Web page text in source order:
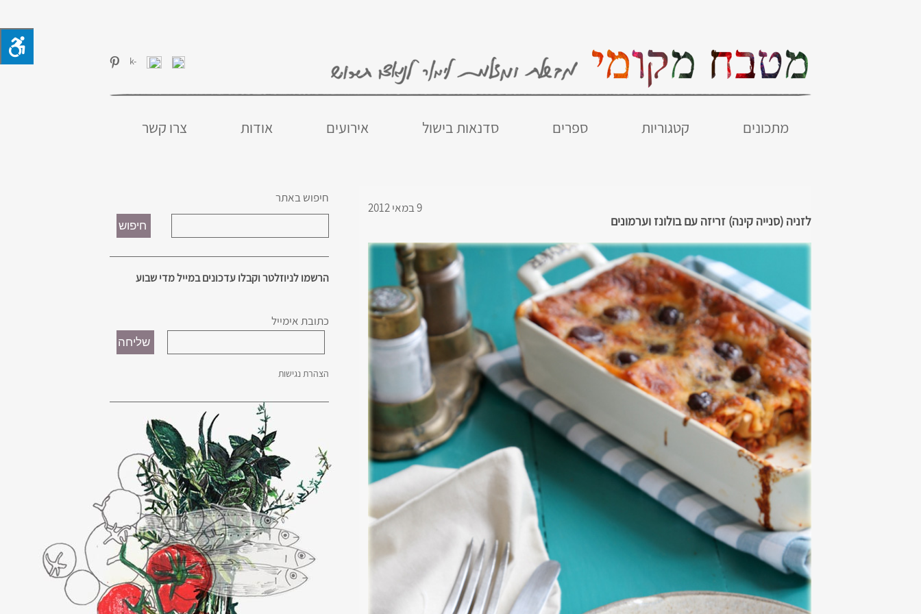
מתכונים קטגוריות ספרים סדנאות בישול אירועים אודות צרו קשר
9 במאי 2012
לזניה (סנייה קינה) זריזה עם בולונז וערמונים
חיפוש באתר
הרשמו לניוזלטר וקבלו עדכונים במייל מדי שבוע
כתובת אימייל
הצהרת נגישות